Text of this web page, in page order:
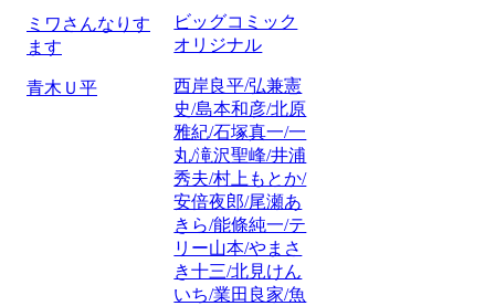
ミワさんなりす
ます
青木Ｕ平
ビッグコミック
オリジナル
西岸良平/弘兼憲
史/島本和彦/北原
雅紀/石塚真一/一
丸/滝沢聖峰/井浦
秀夫/村上もとか/
安倍夜郎/尾瀬あ
きら/能條純一/テ
リー山本/やまさ
き十三/北見けん
いち/業田良家/魚